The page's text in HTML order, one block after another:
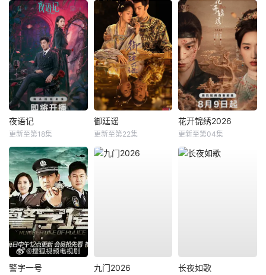
夜语记
更新至第18集
御廷谣
更新至第22集
花开锦绣2026
更新至第04集
警字一号 九门2026 长夜如歌